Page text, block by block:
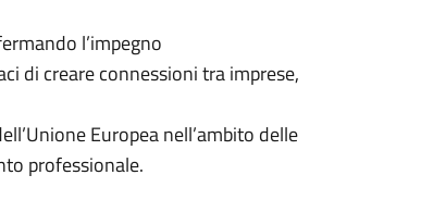
l’impegno
di creare connessioni tra imprese,
Europea nell’ambito delle
professionale.